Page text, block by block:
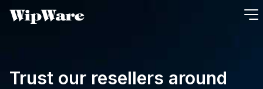
Aller
Trust our resellers around